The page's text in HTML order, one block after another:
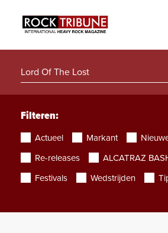
Filteren:
Actueel Markant
Re-releases
ALCATRAZ
Festivals
Wedstrijden